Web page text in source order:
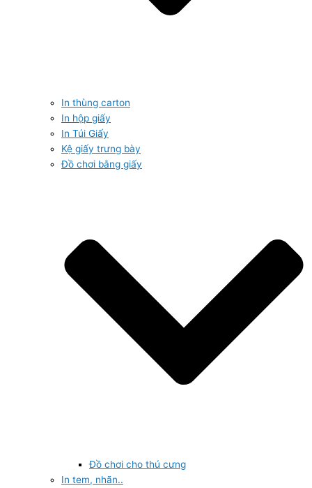
In thùng carton
In hộp giấy
In Túi Giấy
Kệ giấy trưng bày
Đồ chơi bằng giấy
Đồ chơi cho thú cưng
In tem, nhãn..